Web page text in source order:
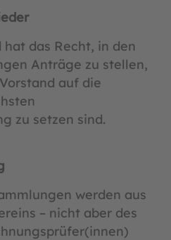
das Recht, in den
Anträge zu stellen,
auf die
zu setzen sind.
werden aus
– nicht aber des